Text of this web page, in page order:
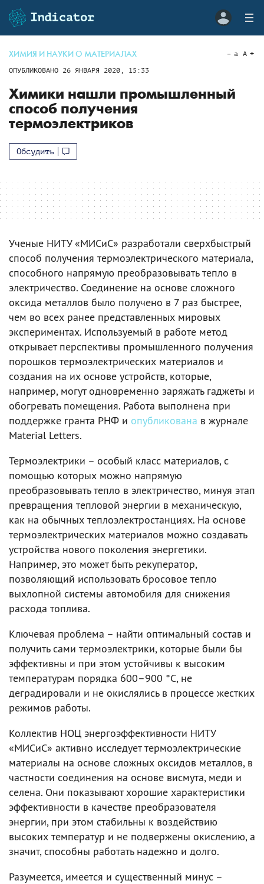
ХИМИЯ И НАУКИ О МАТЕРИАЛАХ
ОПУБЛИКОВАНО 26 ЯНВАРЯ 2020, 15:33
a A
Химики нашли промышленный
способ получения
термоэлектриков
Обсудить
Ученые НИТУ «МИСиС» разработали сверхбыстрый
способ получения термоэлектрического материала,
способного напрямую преобразовывать тепло в
электричество. Соединение на основе сложного
оксида металлов было получено в 7 раз быстрее,
чем во всех ранее представленных мировых
экспериментах. Используемый в работе метод
открывает перспективы промышленного получения
порошков термоэлектрических материалов и
создания на их основе устройств, которые,
например, могут одновременно заряжать гаджеты и
обогревать помещения. Работа выполнена при
поддержке гранта РНФ и опубликована в журнале
Material Letters.
Термоэлектрики – особый класс материалов, с
помощью которых можно напрямую
преобразовывать тепло в электричество, минуя этап
превращения тепловой энергии в механическую,
как на обычных теплоэлектростанциях. На основе
термоэлектрических материалов можно создавать
устройства нового поколения энергетики.
Например, это может быть рекуператор,
позволяющий использовать бросовое тепло
выхлопной системы автомобиля для снижения
расхода топлива.
Ключевая проблема – найти оптимальный состав и
получить сами термоэлектрики, которые были бы
эффективны и при этом устойчивы к высоким
температурам порядка 600–900 °C, не
деградировали и не окислялись в процессе жестких
режимов работы.
Коллектив НОЦ энергоэффективности НИТУ
«МИСиС» активно исследует термоэлектрические
материалы на основе сложных оксидов металлов, в
частности соединения на основе висмута, меди и
селена. Они показывают хорошие характеристики
эффективности в качестве преобразователя
энергии, при этом стабильны к воздействию
высоких температур и не подвержены окислению, а
значит, способны работать надежно и долго.
Разумеется, имеется и существенный минус –